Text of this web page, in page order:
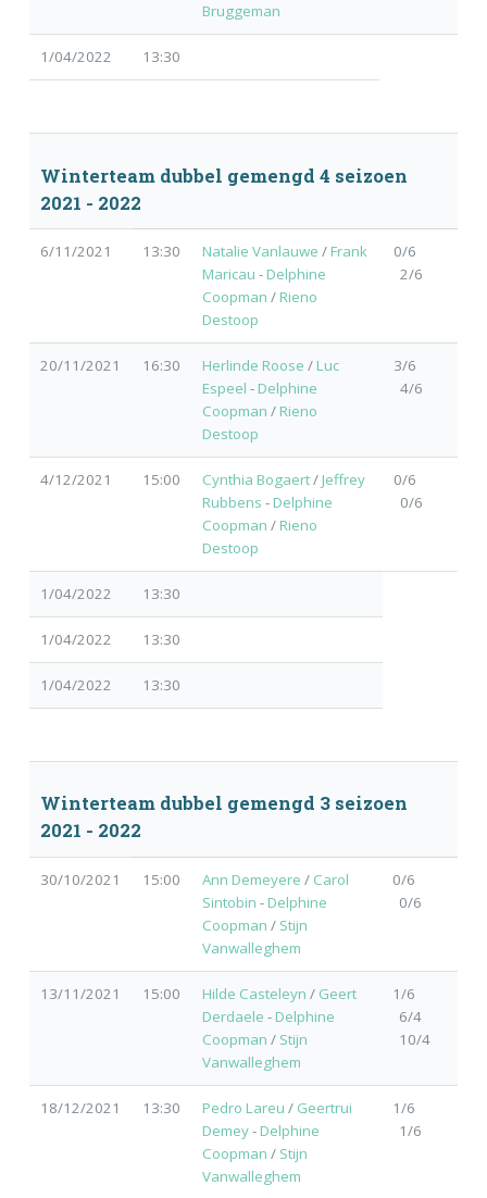
Bruggeman
1/04/2022 13:30
Winterteam dubbel gemengd 4 seizoen
2021 - 2022
6/11/2021 13:30 Natalie Vanlauwe / Frank
Maricau - Delphine
Coopman / Rieno
Destoop
0/6
2/6
20/11/2021 16:30 Herlinde Roose / Luc
Espeel - Delphine
Coopman / Rieno
Destoop
3/6
4/6
4/12/2021 15:00 Cynthia Bogaert/ Jeffrey
Rubbens - Delphine
Coopman / Rieno
Destoop
0/6
0/6
1/04/2022 13:30
1/04/2022 13:30
1/04/2022 13:30
Winterteam dubbel gemengd 3 seizoen
2021 - 2022
30/10/2021 15:00 Ann Demeyere / Carol
Sintobin - Delphine
Coopman / Stijn
Vanwalleghem
0/6
0/6
13/11/2021 15:00 Hilde Casteleyn / Geert
Derdaele - Delphine
Coopman / Stijn
Vanwalleghem
1/6
6/4
10/4
18/12/2021 13:30 Pedro Lareu / Geertrui
Demey- Delphine
Coopman / Stijn
Vanwalleghem
1/6
1/6